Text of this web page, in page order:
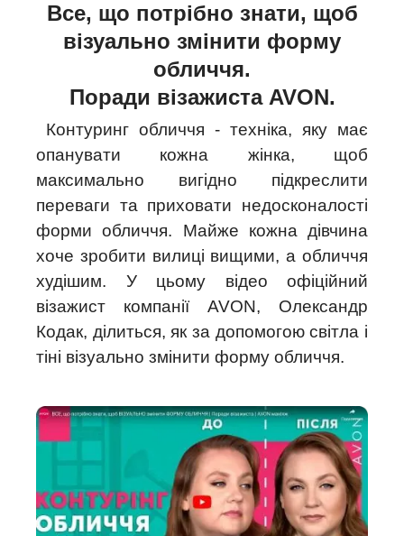
Все, що потрібно знати, щоб
візуально змінити форму
обличчя.
Поради візажиста AVON.
Контуринг обличчя - техніка, яку має
опанувати кожна жінка, щоб
максимально вигідно підкреслити
переваги та приховати недосконалості
форми обличчя. Майже кожна дівчина
хоче зробити вилиці вищими, а обличчя
худішим. У цьому відео офіційний
візажист компанії AVON, Олександр
Кодак, ділиться, як за допомогою світла і
тіні візуально змінити форму обличчя.